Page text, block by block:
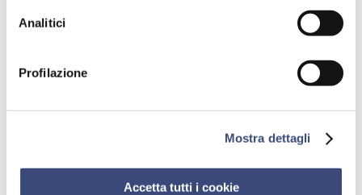
Analitici
Profilazione
Mostra dettagli
Accetta tutti i cookie
Dott.D’Agostino Giovanni